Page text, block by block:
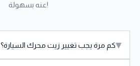
عنه بسهولة!
كم مرة يجب تغيير زيت محرك السيارة؟▾